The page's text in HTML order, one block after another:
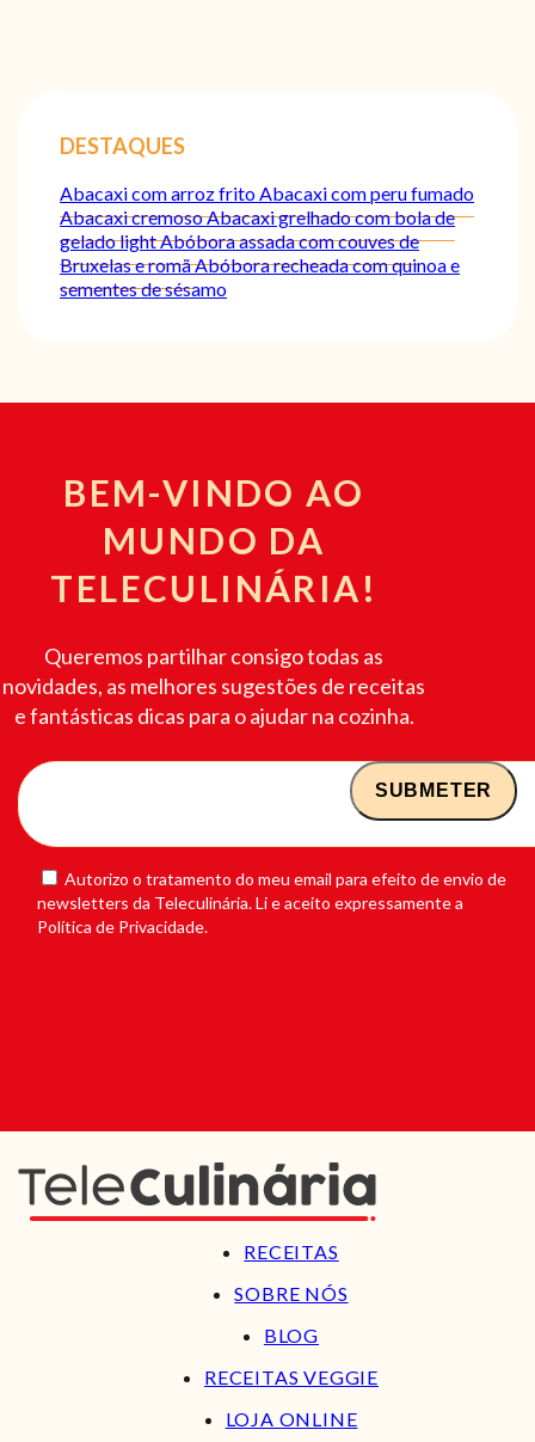
DESTAQUES
Abacaxi com arroz fritoAbacaxi com peru fumado
Abacaxi cremosoAbacaxi grelhado com bola de
gelado lightAbóbora assada com couves de
Bruxelas e romãAbóbora recheada com quinoa e
sementes de sésamo
BEM-VINDO AO
MUNDO DA
TELECULINÁRIA!
Queremos partilhar consigo todas as
novidades, as melhores sugestões de receitas
e fantásticas dicas para o ajudar na cozinha.
Autorizo o tratamento do meu email para efeito de envio de
newsletters da Teleculinária. Li e aceito expressamente a
Política de Privacidade.
RECEITAS
SOBRE NÓS
BLOG
RECEITAS VEGGIE
LOJA ONLINE